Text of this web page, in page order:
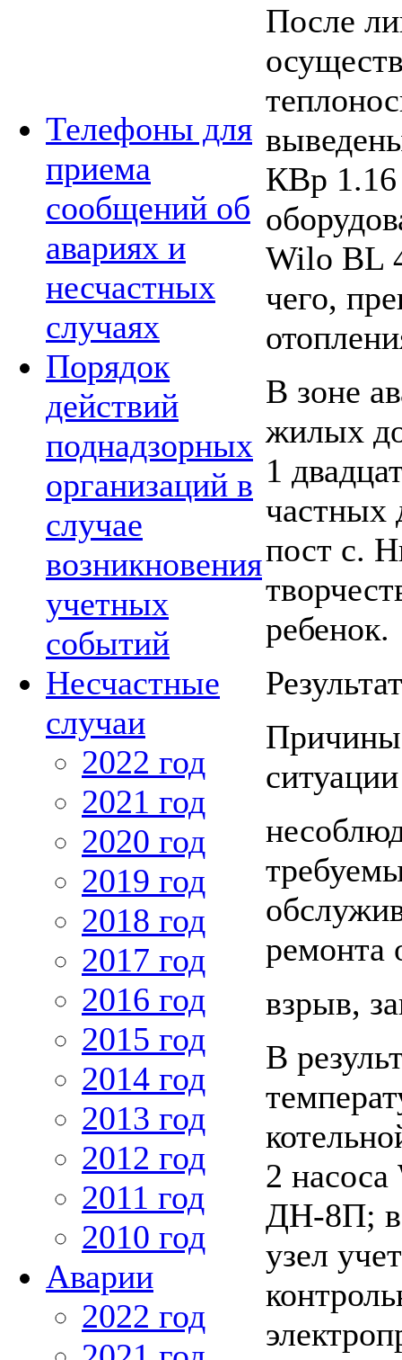
Телефоны для
приема
сообщений об
авариях и
несчастных
случаях
Порядок
действий
поднадзорных
организаций в
случае
возникновения
учетных
событий
Несчастные
случаи
2022 год
2021 год
2020 год
2019 год
2018 год
2017 год
2016 год
2015 год
2014 год
2013 год
2012 год
2011 год
2010 год
Аварии
2022 год
После
КВр 1.16
Wilo BL
чего,
В зоне
жилых
1
частных
пост с.
ребенок.
Причины
ремонта
взрыв,
В
2
ДН-8П;
узел